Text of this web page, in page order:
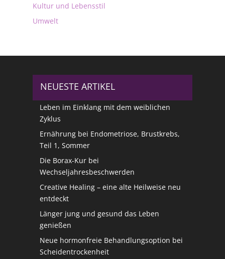
Kultur und Lebensstil
Umwelt
NEUESTE ARTIKEL
Leben im Einklang mit dem weiblichen
Zyklus
Ernährung bei Endometriose, Brustkrebs,
Teil 1, Sommer
Die Borax-Kur bei
Wechseljahresbeschwerden
Creative Healing – eine alte Heilweise neu
entdeckt
Länger jung und gesund das Leben
genießen
Neue hormonfreie Behandlungsoption bei
Scheidentrockenheit